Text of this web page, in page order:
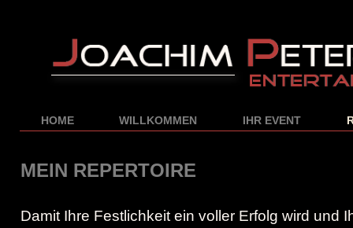
HOME WILLKOMMEN IHR EVENT
MEIN REPERTOIRE
Damit Ihre Festlichkeit ein voller Erfolg wird und